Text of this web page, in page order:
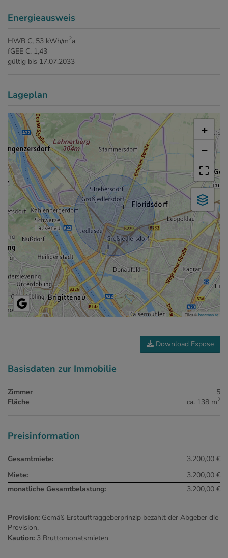
Energieausweis
HWB C, 53 kWh/m2a
fGEE C, 1,43
gültig bis 17.07.2033
Lageplan
+
−
Tiles ©basemap.at
Download Expose
Basisdaten zur Immobilie
Zimmer
5
Fläche
ca. 138 m2
Preisinformation
Gesamtmiete:
3.200,00 €
Miete:
3.200,00 €
monatliche Gesamtbelastung:
3.200,00 €
Provision: Gemäß Erstauftraggeberprinzip bezahlt der Abgeber die
Provision.
Kaution: 3 Bruttomonatsmieten